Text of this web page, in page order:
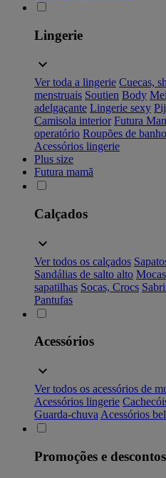
Lingerie
Ver toda a lingerie Cuecas,
menstruais Soutien Body
adelgaçante Lingerie sexy
Camisola interior Futura
operatório Roupões de
Acessórios lingerie
Plus size
Futura mamã
Calçados
Ver todos os calçados
Sandálias de salto alto
sapatilhas Socas, Crocs
Pantufas
Acessórios
Ver todos os acessórios de
Acessórios lingerie
Guarda-chuva Acessórios
Promoções e descontos